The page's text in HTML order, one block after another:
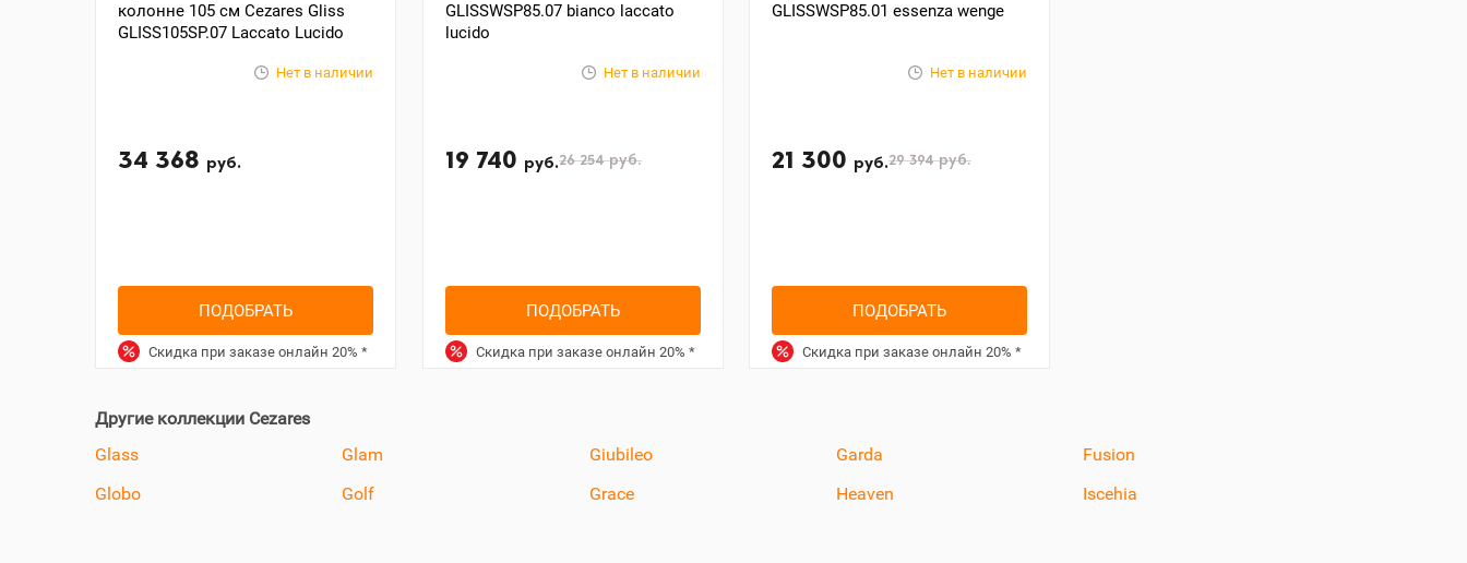
колонне 105 см Cezares Gliss
GLISS105SP.07 Laccato Lucido
Нет в наличии
34 368 руб.
ПОДОБРАТЬ
Скидка при заказе онлайн20%*
GLISSWSP85.07 bianco laccato
lucido
Нет в наличии
19 740 руб.26 254руб.
ПОДОБРАТЬ
Скидка при заказе онлайн 20% *
GLISSWSP85.01 essenza wenge
Нет в наличии
21 300 руб.29 394руб.
ПОДОБРАТЬ
Скидка при заказе онлайн20%*
Другие коллекции Cezares
Glass
Glam Giubileo Garda
Fusion
Globo
Golf Grace Heaven Iscehia